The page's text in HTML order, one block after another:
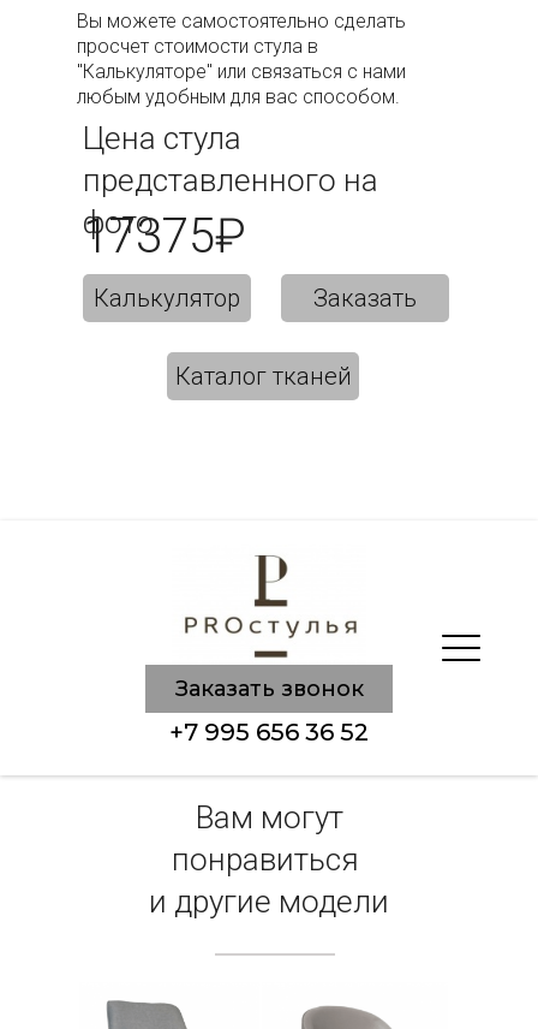
Вы можете самостоятельно сделать
просчет стоимости стула в
"Калькуляторе" или связаться с нами
любым удобным для вас способом.
Цена стула
представленного на
фото
17375₽
Калькулятор Заказать
Каталог тканей
+7 995 656 36 52
Заказать звонок
Вам могут
понравиться
и другие модели